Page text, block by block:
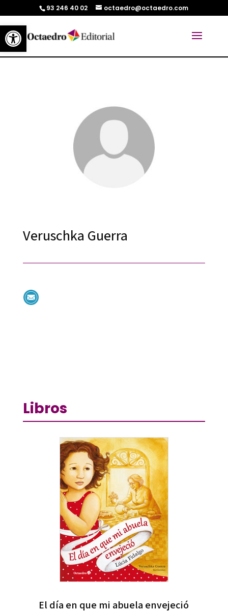
Abrir barra de herramientas
93 246 40 02 octaedro@octaedro.com
Veruschka Guerra
Libros
El día en que mi abuela envejeció